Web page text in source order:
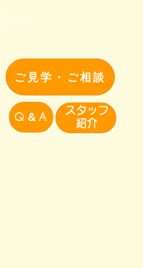
ご見学・ご相談
Q＆A
​スタッフ
紹介​
ブログ